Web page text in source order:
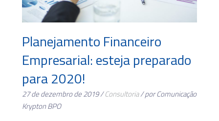
Planejamento Financeiro
Empresarial: esteja preparado
para 2020!
27 de dezembro de 2019 /Consultoria/ por Comunicação
Krypton BPO